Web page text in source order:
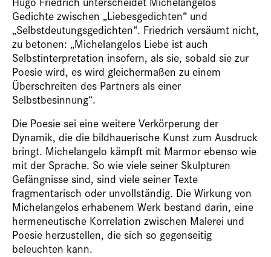
Gedichte zwischen „Liebesgedichten“ und
„Selbstdeutungsgedichten“. Friedrich versäumt nicht,
zu betonen: „Michelangelos Liebe ist auch
Selbstinterpretation insofern, als sie, sobald sie zur
Poesie wird, es wird gleichermaßen zu einem
Überschreiten des Partners als einer
Selbstbesinnung“.
Die Poesie sei eine weitere Verkörperung der
Dynamik, die die bildhauerische Kunst zum Ausdruck
bringt. Michelangelo kämpft mit Marmor ebenso wie
mit der Sprache. So wie viele seiner Skulpturen
Gefängnisse sind, sind viele seiner Texte
fragmentarisch oder unvollständig. Die Wirkung von
Michelangelos erhabenem Werk bestand darin, eine
hermeneutische Korrelation zwischen Malerei und
Poesie herzustellen, die sich so gegenseitig
beleuchten kann.